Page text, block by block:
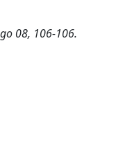
08, 106-106.